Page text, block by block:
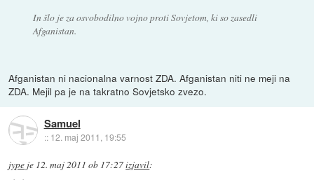
In šlo je za osvobodilno vojno proti Sovjetom, ki so zasedli
Afganistan.
Afganistan ni nacionalna varnost ZDA. Afganistan niti ne meji na
ZDA. Mejil pa je na takratno Sovjetsko zvezo.
Samuel
:: 12. maj 2011, 19:55
jype je 12. maj 2011 ob 17:27izjavil: